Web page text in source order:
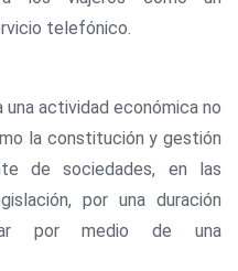
telefónico.
una actividad económica no
la constitución y gestión
de sociedades, en las
por una duración
por medio de una